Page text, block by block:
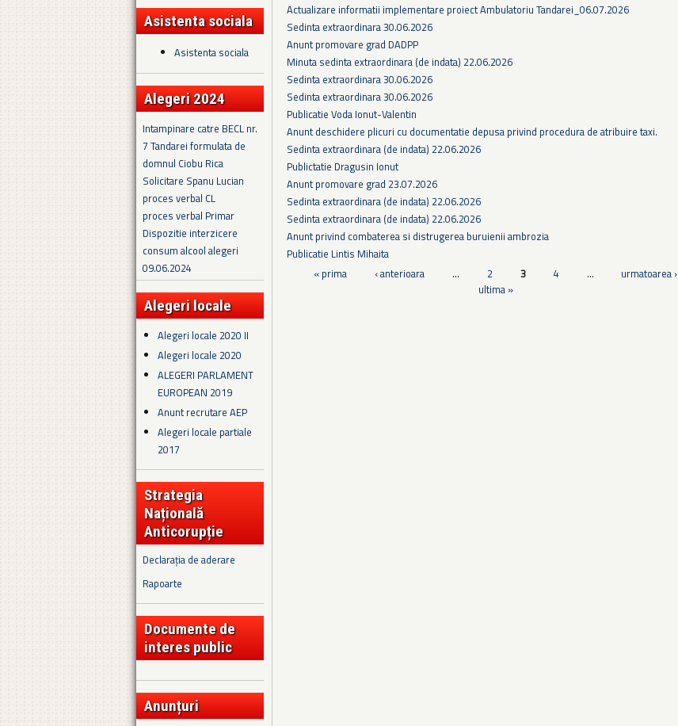
Asistenta sociala
Asistenta sociala
Alegeri 2024
Intampinare catre BECL nr.
7 Tandarei formulata de
domnul Ciobu Rica
Solicitare Spanu Lucian
proces verbal CL
proces verbal Primar
Dispozitie interzicere
consum alcool alegeri
09.06.2024
Alegeri locale
Alegeri locale 2020 II
Alegeri locale 2020
ALEGERI PARLAMENT
EUROPEAN 2019
Anunt recrutare AEP
Alegeri locale partiale
2017
Strategia
Națională
Anticorupție
Declarația de aderare
Rapoarte
Documente de
interes public
Anunțuri
Actualizare informatii implementare proiect Ambulatoriu Tandarei_06.07.2026
Sedinta extraordinara 30.06.2026
Anunt promovare grad DADPP
Minuta sedinta extraordinara (de indata) 22.06.2026
Sedinta extraordinara 30.06.2026
Sedinta extraordinara 30.06.2026
Publicatie Voda Ionut-Valentin
Anunt deschidere plicuri cu documentatie depusa privind procedura de atribuire taxi.
Sedinta extraordinara (de indata) 22.06.2026
Publictatie Dragusin Ionut
Anunt promovare grad 23.07.2026
Sedinta extraordinara (de indata) 22.06.2026
Sedinta extraordinara (de indata) 22.06.2026
Anunt privind combaterea si distrugerea buruienii ambrozia
Publicatie Lintis Mihaita
Pagini
« prima ‹ anterioara … 2 3 4 …
urmatoarea ›
ultima »